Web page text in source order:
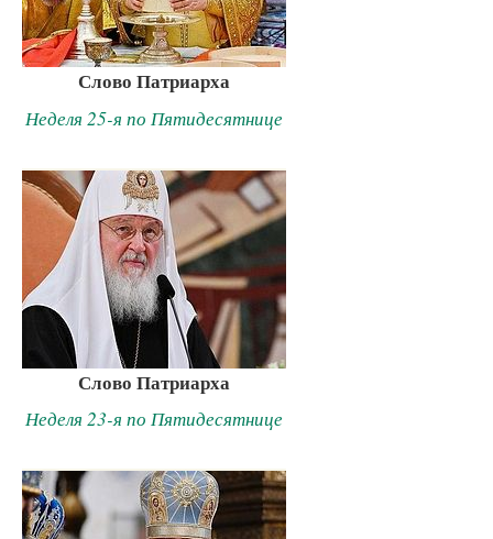
Слово Патриарха
Неделя 25-я по Пятидесятнице
Слово Патриарха
Неделя 23-я по Пятидесятнице